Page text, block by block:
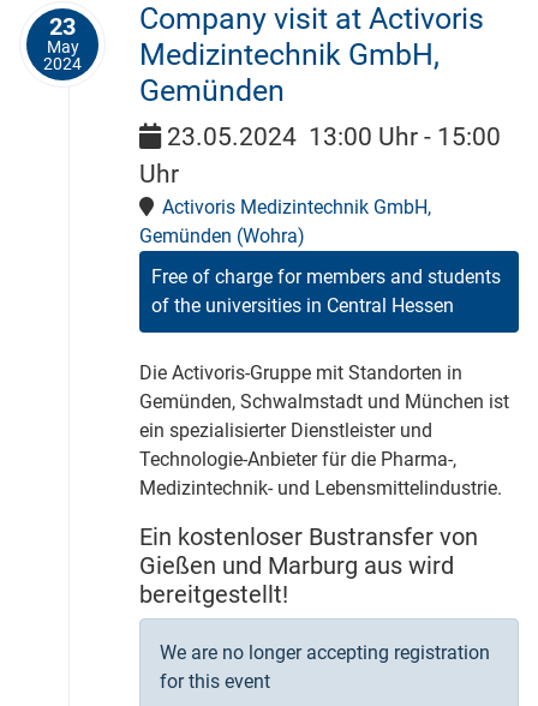
23
May
2024
Company visit at Activoris
Medizintechnik GmbH,
Gemünden
23.05.2024 13:00 Uhr - 15:00
Uhr
Activoris Medizintechnik GmbH,
Gemünden (Wohra)
Free of charge for members and students
of the universities in Central Hessen
Die Activoris-Gruppe mit Standorten in
Gemünden, Schwalmstadt und München ist
ein spezialisierter Dienstleister und
Technologie-Anbieter für die Pharma-,
Medizintechnik- und Lebensmittelindustrie.
Ein kostenloser Bustransfer von
Gießen und Marburg aus wird
bereitgestellt!
We are no longer accepting registration
for this event